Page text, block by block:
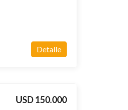
Detalle
USD 150.000